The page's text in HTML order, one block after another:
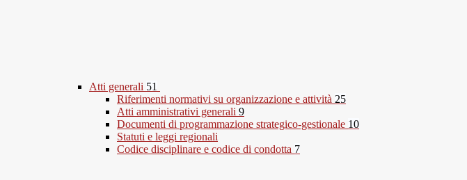
Atti generali 51
Riferimenti normativi su organizzazione e attività 25
Atti amministrativi generali 9
Documenti di programmazione strategico-gestionale 10
Statuti e leggi regionali
Codice disciplinare e codice di condotta 7